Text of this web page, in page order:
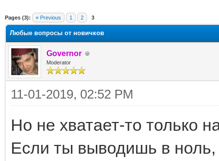
Pages (3): « Previous 1 2 3
Любые вопросы от новичков
Governor
Moderator
11-01-2019, 02:52 PM
Но не хватает-то только
Если ты выводишь в